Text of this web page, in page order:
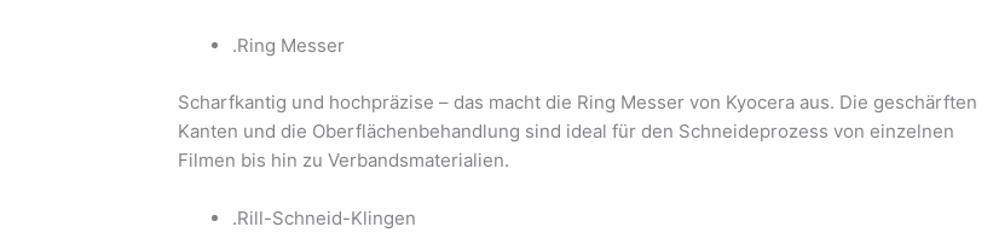
.Ring Messer
Scharfkantig und hochpräzise – das macht die Ring Messer von Kyocera aus. Die geschärften
Kanten und die Oberflächenbehandlung sind ideal für den Schneideprozess von einzelnen
Filmen bis hin zu Verbandsmaterialien.
.Rill-Schneid-Klingen